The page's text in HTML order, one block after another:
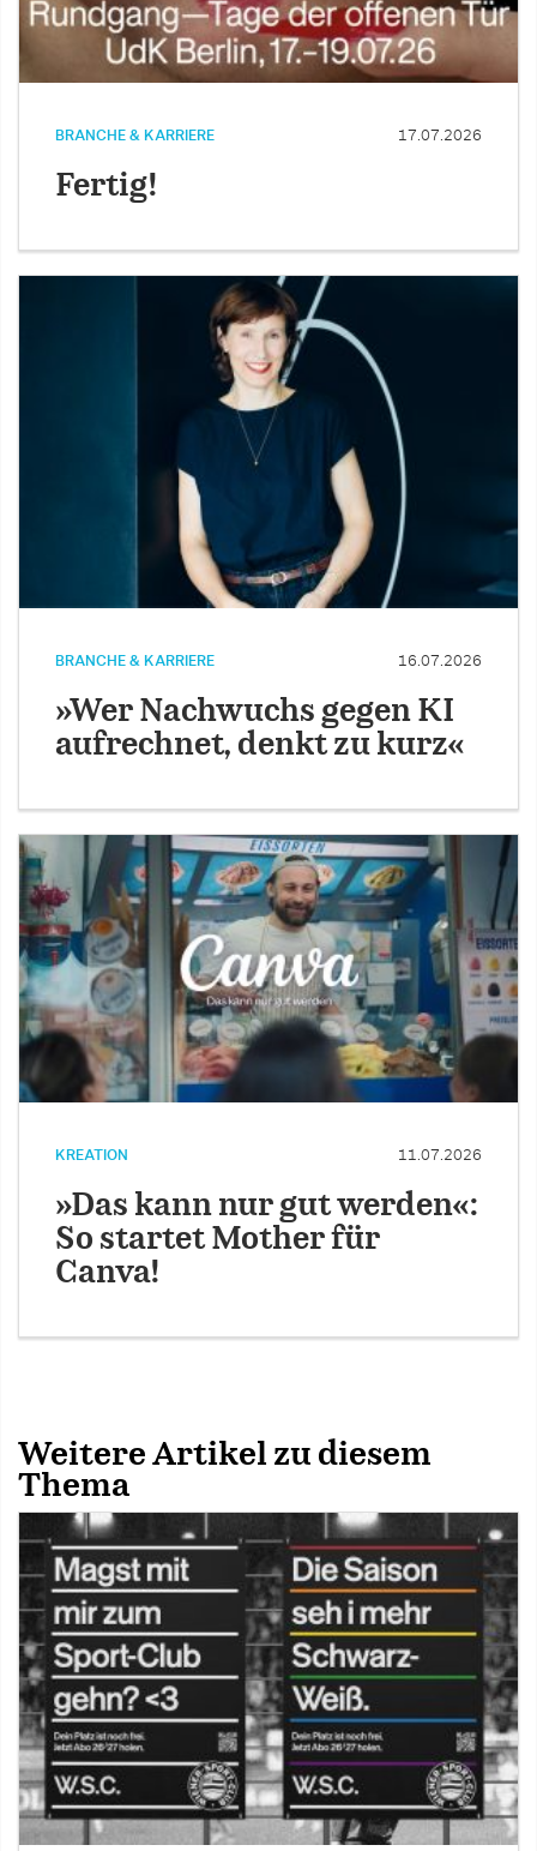
BRANCHE & KARRIERE 17.07.2026
Fertig!
BRANCHE & KARRIERE 16.07.2026
»Wer Nachwuchs gegen KI
aufrechnet, denkt zu kurz«
KREATION 11.07.2026
»Das kann nur gut werden«:
So startet Mother für
Canva!
Weitere Artikel zu diesem
Thema